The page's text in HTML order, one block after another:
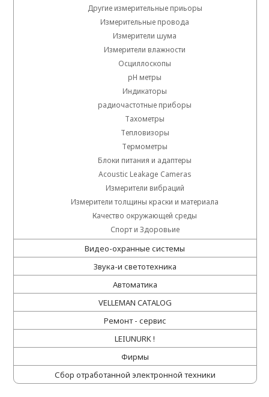
Другие измерительные приьоры
Измерительные провода
Измерители шума
Измерители влажности
Осциллоскопы
pH метры
Индикаторы
радиочастотные приборы
Тахометры
Тепловизоры
Термометры
Блоки питания и адаптеры
Acoustic Leakage Cameras
Измерители вибраций
Измерители толщины краски и материала
Качество окружающей среды
Спорт и Здоровьие
Видео-охранные системы
Звука-и светотехника
Автоматика
VELLEMAN CATALOG
Ремонт - сервис
LEIUNURK !
Фирмы
Сбор отработанной электронной техники